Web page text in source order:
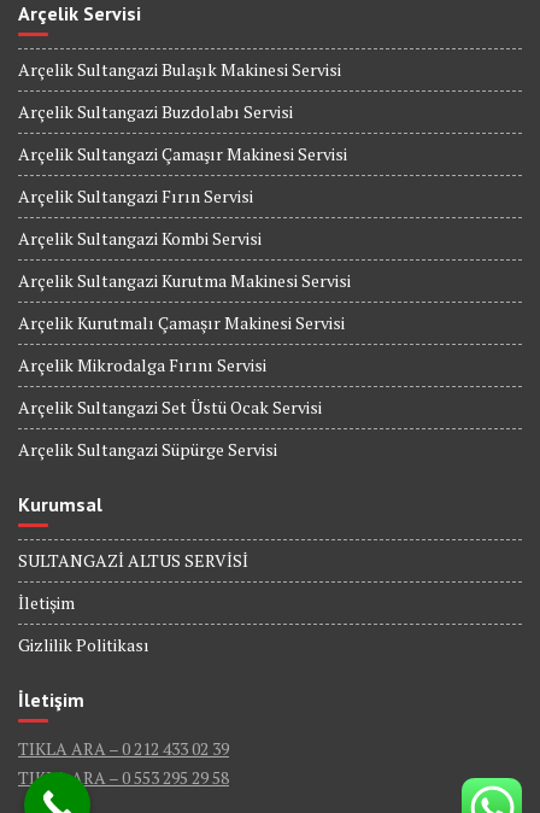
Arçelik Servisi
Arçelik Sultangazi Bulaşık Makinesi Servisi
Arçelik Sultangazi Buzdolabı Servisi
Arçelik Sultangazi Çamaşır Makinesi Servisi
Arçelik Sultangazi Fırın Servisi
Arçelik Sultangazi Kombi Servisi
Arçelik Sultangazi Kurutma Makinesi Servisi
Arçelik Kurutmalı Çamaşır Makinesi Servisi
Arçelik Mikrodalga Fırını Servisi
Arçelik Sultangazi Set Üstü Ocak Servisi
Arçelik Sultangazi Süpürge Servisi
Kurumsal
SULTANGAZİ ALTUS SERVİSİ
İletişim
Gizlilik Politikası
İletişim
TIKLA ARA – 0 212 433 02 39
TIKLA ARA – 0 553 295 29 58